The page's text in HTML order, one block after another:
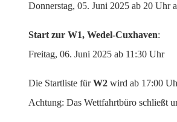
Donnerstag, 05. Juni 2025 ab 20 Uhr
Start zur W1, Wedel-Cuxhaven:
Freitag, 06. Juni 2025 ab 11:30 Uhr
Die Startliste fürW2 wird ab 17:00
Achtung: Das Wettfahrtbüro schließt